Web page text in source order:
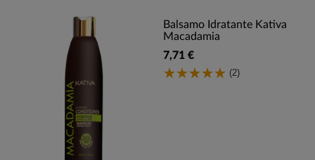
Balsamo Idratante Kativa
Macadamia
7,71 €
(2)